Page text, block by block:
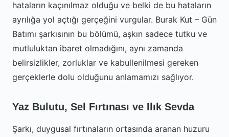
hataların kaçınılmaz olduğu ve belki de bu hataların
ayrılığa yol açtığı gerçeğini vurgular. Burak Kut – Gün
Batımı şarkısının bu bölümü, aşkın sadece tutku ve
mutluluktan ibaret olmadığını, aynı zamanda
belirsizlikler, zorluklar ve kabullenilmesi gereken
gerçeklerle dolu olduğunu anlamamızı sağlıyor.
Yaz Bulutu, Sel Fırtınası ve Ilık Sevda
Şarkı, duygusal fırtınaların ortasında aranan huzuru